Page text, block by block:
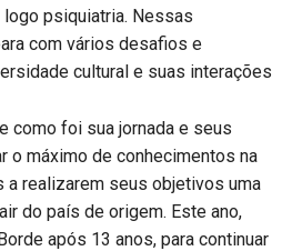
psiquiatria. Nessas
com vários desafios e
cultural e suas interações
como foi sua jornada e seus
o máximo de conhecimentos na
a realizarem seus objetivos uma
do país de origem. Este ano,
após 13 anos, para continuar